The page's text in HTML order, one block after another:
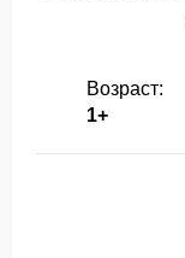
Возраст:
1+